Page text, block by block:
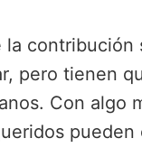
contribución
pero tienen
Con algo